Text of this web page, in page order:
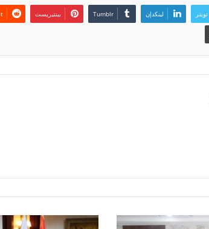
تويتر لينكدإن بينتيريست